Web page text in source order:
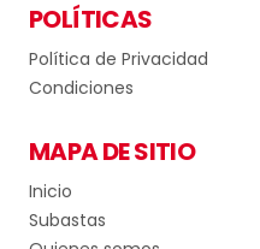
POLÍTICAS
Política de Privacidad
Condiciones
MAPA DE SITIO
Inicio
Subastas